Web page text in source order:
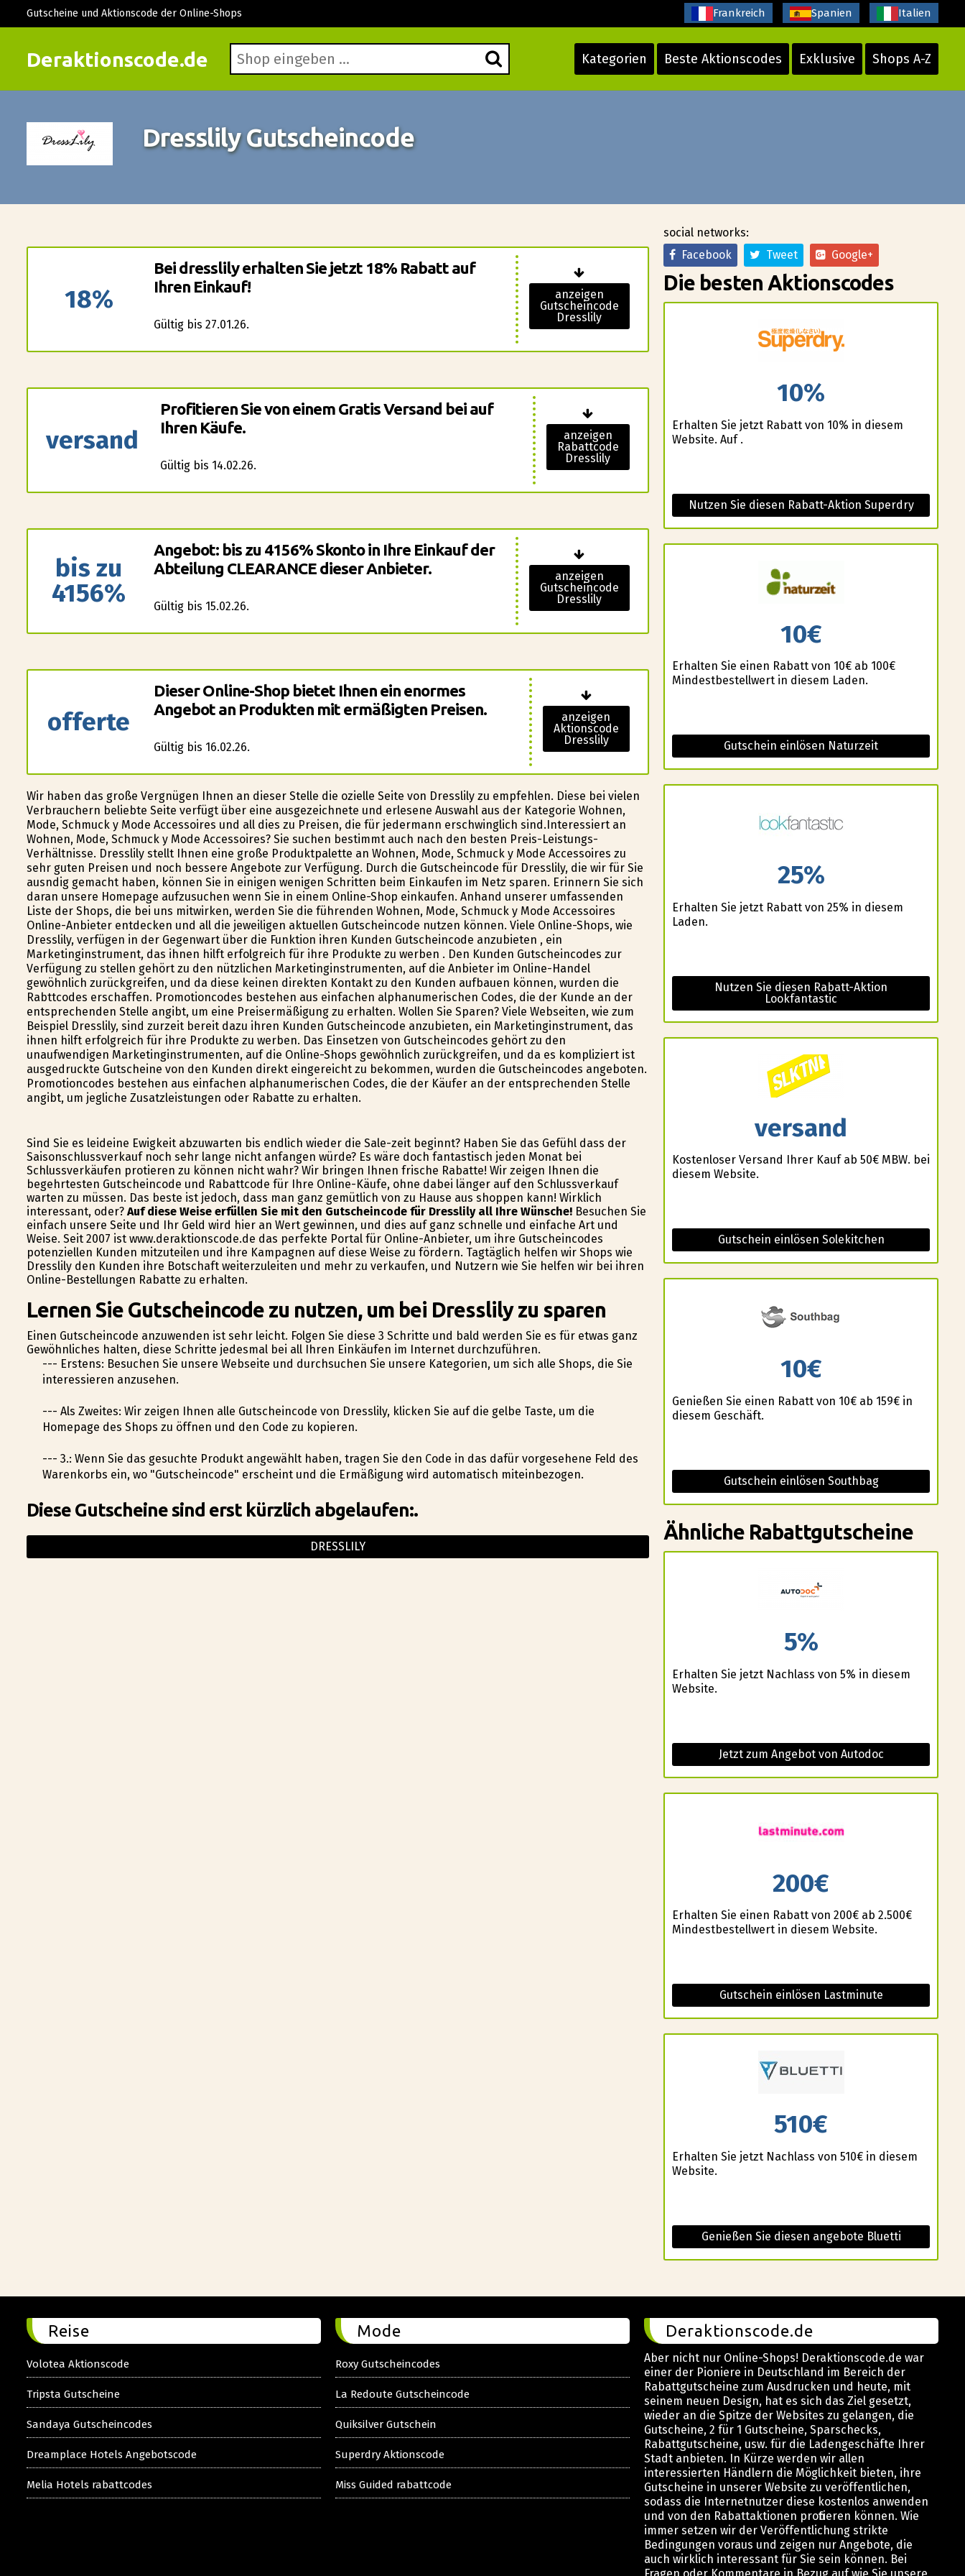
Deraktionscode.de Kategorien Beste Aktionscodes Exklusive Shops A-Z
Gutscheine und Aktionscode der Online-Shops Frankreich Spanien Italien
Dresslily Gutscheincode
18%
Bei dresslily erhalten Sie jetzt 18% Rabatt auf
Ihren Einkauf!
Gültig bis 27.01.26.
anzeigen
Gutscheincode
Dresslily
versand
Profitieren Sie von einem Gratis Versand bei auf
Ihren Käufe.
Gültig bis 14.02.26.
anzeigen
Rabattcode
Dresslily
bis zu
4156%
Angebot: bis zu 4156% Skonto in Ihre Einkauf der
Abteilung CLEARANCE dieser Anbieter.
Gültig bis 15.02.26.
anzeigen
Gutscheincode
Dresslily
offerte
Dieser Online-Shop bietet Ihnen ein enormes
Angebot an Produkten mit ermäßigten Preisen.
Gültig bis 16.02.26.
anzeigen
Aktionscode
Dresslily
Wir haben das große Vergnügen Ihnen an dieser Stelle die ofizielle Seite von Dresslily zu empfehlen. Diese bei vielen
Verbrauchern beliebte Seite verfügt über eine ausgezeichnete und erlesene Auswahl aus der Kategorie Wohnen,
Mode, Schmuck y Mode Accessoires und all dies zu Preisen, die für jedermann erschwinglich sind.Interessiert an
Wohnen, Mode, Schmuck y Mode Accessoires? Sie suchen bestimmt auch nach den besten Preis-Leistungs-
Verhältnisse. Dresslily stellt Ihnen eine große Produktpalette an Wohnen, Mode, Schmuck y Mode Accessoires zu
sehr guten Preisen und noch bessere Angebote zur Verfügung. Durch die Gutscheincode für Dresslily, die wir für Sie
ausfindig gemacht haben, können Sie in einigen wenigen Schritten beim Einkaufen im Netz sparen. Erinnern Sie sich
daran unsere Homepage aufzusuchen wenn Sie in einem Online-Shop einkaufen. Anhand unserer umfassenden
Liste der Shops, die bei uns mitwirken, werden Sie die führenden Wohnen, Mode, Schmuck y Mode Accessoires
Online-Anbieter entdecken und all die jeweiligen aktuellen Gutscheincode nutzen können. Viele Online-Shops, wie
Dresslily, verfügen in der Gegenwart über die Funktion ihren Kunden Gutscheincode anzubieten , ein
Marketinginstrument, das ihnen hilft erfolgreich für ihre Produkte zu werben . Den Kunden Gutscheincodes zur
Verfügung zu stellen gehört zu den nützlichen Marketinginstrumenten, auf die Anbieter im Online-Handel
gewöhnlich zurückgreifen, und da diese keinen direkten Kontakt zu den Kunden aufbauen können, wurden die
Rabttcodes erschaffen. Promotioncodes bestehen aus einfachen alphanumerischen Codes, die der Kunde an der
entsprechenden Stelle angibt, um eine Preisermäßigung zu erhalten. Wollen Sie Sparen? Viele Webseiten, wie zum
Beispiel Dresslily, sind zurzeit bereit dazu ihren Kunden Gutscheincode anzubieten, ein Marketinginstrument, das
ihnen hilft erfolgreich für ihre Produkte zu werben. Das Einsetzen von Gutscheincodes gehört zu den
unaufwendigen Marketinginstrumenten, auf die Online-Shops gewöhnlich zurückgreifen, und da es kompliziert ist
ausgedruckte Gutscheine von den Kunden direkt eingereicht zu bekommen, wurden die Gutscheincodes angeboten.
Promotioncodes bestehen aus einfachen alphanumerischen Codes, die der Käufer an der entsprechenden Stelle
angibt, um jegliche Zusatzleistungen oder Rabatte zu erhalten.
Sind Sie es leideine Ewigkeit abzuwarten bis endlich wieder die Sale-zeit beginnt? Haben Sie das Gefühl dass der
Saisonschlussverkauf noch sehr lange nicht anfangen würde? Es wäre doch fantastisch jeden Monat bei
Schlussverkäufen profitieren zu können nicht wahr? Wir bringen Ihnen frische Rabatte! Wir zeigen Ihnen die
begehrtesten Gutscheincode und Rabattcode für Ihre Online-Käufe, ohne dabei länger auf den Schlussverkauf
warten zu müssen. Das beste ist jedoch, dass man ganz gemütlich von zu Hause aus shoppen kann! Wirklich
interessant, oder? Auf diese Weise erfüllen Sie mit den Gutscheincode für Dresslily all Ihre Wünsche!Besuchen Sie
einfach unsere Seite und Ihr Geld wird hier an Wert gewinnen, und dies auf ganz schnelle und einfache Art und
Weise. Seit 2007 ist www.deraktionscode.de das perfekte Portal für Online-Anbieter, um ihre Gutscheincodes
potenziellen Kunden mitzuteilen und ihre Kampagnen auf diese Weise zu fördern. Tagtäglich helfen wir Shops wie
Dresslily den Kunden ihre Botschaft weiterzuleiten und mehr zu verkaufen, und Nutzern wie Sie helfen wir bei ihren
Online-Bestellungen Rabatte zu erhalten.
Lernen Sie Gutscheincode zu nutzen, um bei Dresslily zu sparen
Einen Gutscheincode anzuwenden ist sehr leicht. Folgen Sie diese 3 Schritte und bald werden Sie es für etwas ganz
Gewöhnliches halten, diese Schritte jedesmal bei all Ihren Einkäufen im Internet durchzuführen.
--- Erstens: Besuchen Sie unsere Webseite und durchsuchen Sie unsere Kategorien, um sich alle Shops, die Sie
interessieren anzusehen.
--- Als Zweites: Wir zeigen Ihnen alle Gutscheincode von Dresslily, klicken Sie auf die gelbe Taste, um die
Homepage des Shops zu öffnen und den Code zu kopieren.
--- 3.: Wenn Sie das gesuchte Produkt angewählt haben, tragen Sie den Code in das dafür vorgesehene Feld des
Warenkorbs ein, wo "Gutscheincode" erscheint und die Ermäßigung wird automatisch miteinbezogen.
Diese Gutscheine sind erst kürzlich abgelaufen:.
DRESSLILY
social networks:
Facebook
Tweet Google+
Die besten Aktionscodes
10%
Erhalten Sie jetzt Rabatt von 10% in diesem
Website. Auf .
Nutzen Sie diesen Rabatt-Aktion Superdry
10€
Erhalten Sie einen Rabatt von 10€ ab 100€
Mindestbestellwert in diesem Laden.
Gutschein einlösen Naturzeit
25%
Erhalten Sie jetzt Rabatt von 25% in diesem
Laden.
Nutzen Sie diesen Rabatt-Aktion
Lookfantastic
versand
Kostenloser Versand Ihrer Kauf ab 50€ MBW. bei
diesem Website.
Gutschein einlösen Solekitchen
10€
Genießen Sie einen Rabatt von 10€ ab 159€ in
diesem Geschäft.
Gutschein einlösen Southbag
Ähnliche Rabattgutscheine
5%
Erhalten Sie jetzt Nachlass von 5% in diesem
Website.
Jetzt zum Angebot von Autodoc
200€
Erhalten Sie einen Rabatt von 200€ ab 2.500€
Mindestbestellwert in diesem Website.
Gutschein einlösen Lastminute
510€
Erhalten Sie jetzt Nachlass von 510€ in diesem
Website.
Genießen Sie diesen angebote Bluetti
Reise
Volotea Aktionscode
Tripsta Gutscheine
Sandaya Gutscheincodes
Dreamplace Hotels Angebotscode
Melia Hotels rabattcodes
Mode
Roxy Gutscheincodes
La Redoute Gutscheincode
Quiksilver Gutschein
Superdry Aktionscode
Miss Guided rabattcode
Deraktionscode.de
Aber nicht nur Online-Shops! Deraktionscode.de war
einer der Pioniere in Deutschland im Bereich der
Rabattgutscheine zum Ausdrucken und heute, mit
seinem neuen Design, hat es sich das Ziel gesetzt,
wieder an die Spitze der Websites zu gelangen, die
Gutscheine, 2 für 1 Gutscheine, Sparschecks,
Rabattgutscheine, usw. für die Ladengeschäfte Ihrer
Stadt anbieten. In Kürze werden wir allen
interessierten Händlern die Möglichkeit bieten, ihre
Gutscheine in unserer Website zu veröffentlichen,
sodass die Internetnutzer diese kostenlos anwenden
und von den Rabattaktionen profitieren können. Wie
immer setzen wir der Veröffentlichung strikte
Bedingungen voraus und zeigen nur Angebote, die
auch wirklich interessant für Sie sein können. Bei